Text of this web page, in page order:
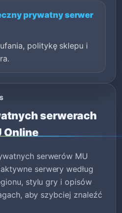
prywatny serwer
politykę sklepu i
serwerach
Online
serwerów MU
serwery według
stylu gry i opisów
aby szybciej znaleźć